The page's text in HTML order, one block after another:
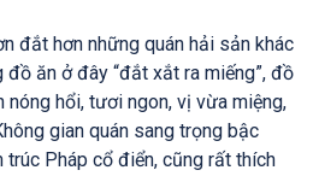
đắt hơn những quán hải sản khác
ăn ở đây “đắt xắt ra miếng”, đồ
nóng hổi, tươi ngon, vị vừa miệng,
gian quán sang trọng bậc
trúc Pháp cổ điển, cũng rất thích